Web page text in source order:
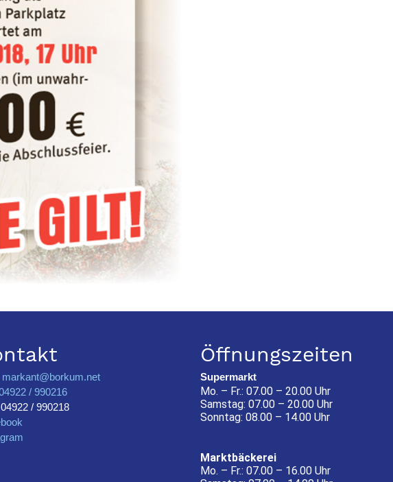
markant@borkum.net
/ 990216
/ 990218
Öffnungszeiten
Supermarkt
Mo. – Fr.: 07.00 – 20.00 Uhr
Samstag: 07.00 – 20.00 Uhr
Sonntag: 08.00 – 14.00 Uhr
Marktbäckerei
Mo. – Fr.: 07.00 – 16.00 Uhr